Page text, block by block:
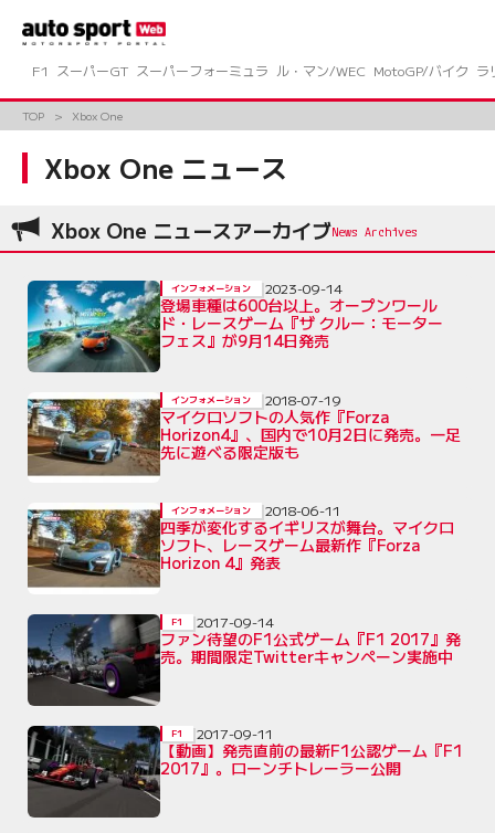
ツ
ス
F1 スーパーGT スーパーフォーミュラ ル・マン/WEC MotoGP/バイク ラ
TOP Xbox One
Xbox One ニュース
Xbox One ニュースアーカイブ
登場車種は600台以上。オープンワール
ド・レースゲーム『ザ クルー：モーター
フェス』が9月14日発売
インフォメーション 2023-09-14
マイクロソフトの人気作『Forza
Horizon4』、国内で10月2日に発売。一足
先に遊べる限定版も
インフォメーション 2018-07-19
四季が変化するイギリスが舞台。マイクロ
ソフト、レースゲーム最新作『Forza
Horizon 4』発表
インフォメーション 2018-06-11
ファン待望のF1公式ゲーム『F1 2017』発
売。期間限定Twitterキャンペーン実施中
F1 2017-09-14
【動画】発売直前の最新F1公認ゲーム『F1
2017』。ローンチトレーラー公開
F1 2017-09-11